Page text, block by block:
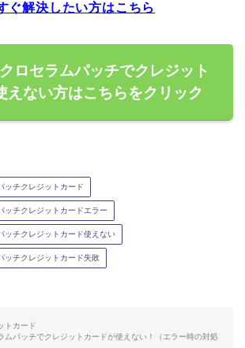
ぐ解決したい方はこちら
ロセラムパッチでクレジット
えない方はこちらをクリック
チクレジットカード
チクレジットカードエラー
チクレジットカード使えない
ッチクレジットカード失敗
トカード
ムパッチでクレジットカードが使えない！（エラー時の対処